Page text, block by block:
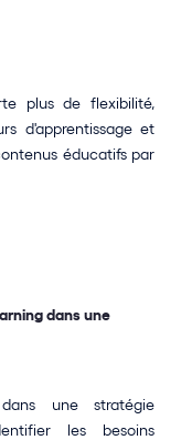
plus de flexibilité,
d'apprentissage et
éducatifs par
dans une
une stratégie
les besoins